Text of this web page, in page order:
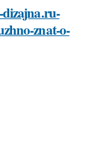
znat-o-